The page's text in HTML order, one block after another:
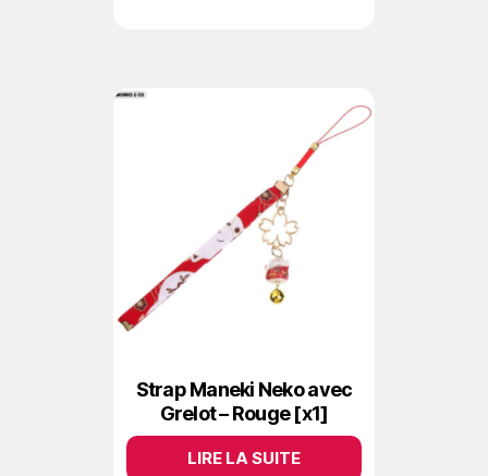
Strap Maneki Neko avec
Grelot – Rouge [x1]
LIRE LA SUITE